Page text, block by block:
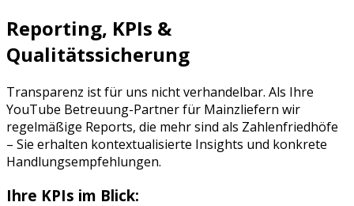
Reporting, KPIs &
Qualitätssicherung
Transparenz ist für uns nicht verhandelbar. Als Ihre
YouTube Betreuung-Partner für Mainzliefern wir
regelmäßige Reports, die mehr sind als Zahlenfriedhöfe
– Sie erhalten kontextualisierte Insights und konkrete
Handlungsempfehlungen.
Ihre KPIs im Blick: